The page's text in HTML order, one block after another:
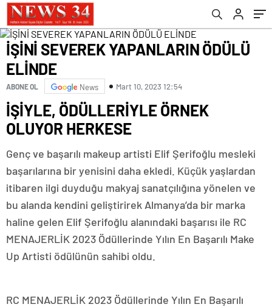
İŞİNİ SEVEREK YAPANLARIN ÖDÜLÜ
ELİNDE
ABONE OL News Mart 10, 2023 12:54
İŞİYLE, ÖDÜLLERİYLE ÖRNEK
OLUYOR HERKESE
Genç ve başarılı makeup artisti Elif Şerifoğlu mesleki
başarılarına bir yenisini daha ekledi. Küçük yaşlardan
itibaren ilgi duyduğu makyaj sanatçılığına yönelen ve
bu alanda kendini geliştirirek Almanya’da bir marka
haline gelen Elif Şerifoğlu alanındaki başarısı ile RC
MENAJERLİK 2023 Ödüllerinde Yılın En Başarılı Make
Up Artisti ödülünün sahibi oldu.
RC MENAJERLİK 2023 Ödüllerinde Yılın En Başarılı